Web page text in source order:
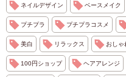
ネイルデザイン ベースメイク
プチプラ プチプラコスメ
美白 リラックス おしゃ
100円ショップ ヘアアレンジ